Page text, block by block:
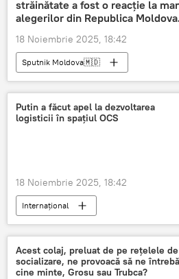
străinătate a fost o reacție la
alegerilor din Republica
18 Noiembrie 2025, 18:42
Sputnik Moldova🇲🇩
Putin a făcut apel la dezvoltarea
logisticii în spațiul OCS
18 Noiembrie 2025, 18:42
Internațional
Organizația pentru Cooperare de la
Vladimir Putin
Acest colaj, preluat de pe rețelele de
socializare, ne provoacă să ne
cine minte, Grosu sau Trubca?